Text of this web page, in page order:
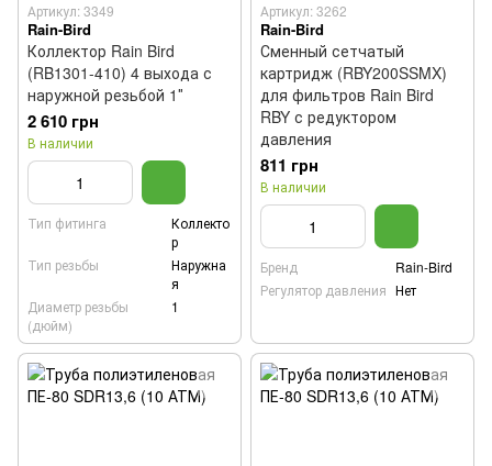
Артикул: 3349
Rain-Bird
Коллектор Rain Bird
(RB1301-410) 4 выхода с
наружной резьбой 1″
2 610 грн
В наличии
Тип фитинга
Коллекто
р
Тип резьбы
Наружна
я
Диаметр резьбы
(дюйм)
1
Артикул: 3262
Rain-Bird
Сменный сетчатый
картридж (RBY200SSMX)
для фильтров Rain Bird
RBY с редуктором
давления
811 грн
В наличии
Бренд
Rain-Bird
Регулятор давления Нет